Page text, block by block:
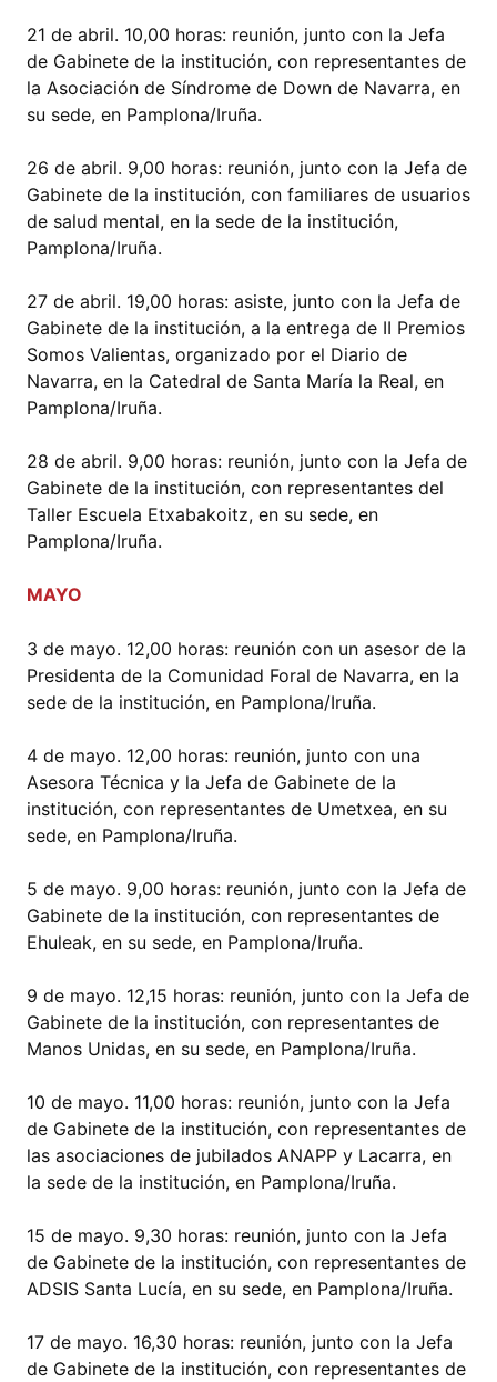
21 de abril. 10,00 horas: reunión, junto con la Jefa
de Gabinete de la institución, con representantes de
la Asociación de Síndrome de Down de Navarra, en
su sede, en Pamplona/Iruña.
26 de abril. 9,00 horas: reunión, junto con la Jefa de
Gabinete de la institución, con familiares de usuarios
de salud mental, en la sede de la institución,
Pamplona/Iruña.
27 de abril. 19,00 horas: asiste, junto con la Jefa de
Gabinete de la institución, a la entrega de II Premios
Somos Valientas, organizado por el Diario de
Navarra, en la Catedral de Santa María la Real, en
Pamplona/Iruña.
28 de abril. 9,00 horas: reunión, junto con la Jefa de
Gabinete de la institución, con representantes del
Taller Escuela Etxabakoitz, en su sede, en
Pamplona/Iruña.
MAYO
3 de mayo. 12,00 horas: reunión con un asesor de la
Presidenta de la Comunidad Foral de Navarra, en la
sede de la institución, en Pamplona/Iruña.
4 de mayo. 12,00 horas: reunión, junto con una
Asesora Técnica y la Jefa de Gabinete de la
institución, con representantes de Umetxea, en su
sede, en Pamplona/Iruña.
5 de mayo. 9,00 horas: reunión, junto con la Jefa de
Gabinete de la institución, con representantes de
Ehuleak, en su sede, en Pamplona/Iruña.
9 de mayo. 12,15 horas: reunión, junto con la Jefa de
Gabinete de la institución, con representantes de
Manos Unidas, en su sede, en Pamplona/Iruña.
10 de mayo. 11,00 horas: reunión, junto con la Jefa
de Gabinete de la institución, con representantes de
las asociaciones de jubilados ANAPP y Lacarra, en
la sede de la institución, en Pamplona/Iruña.
15 de mayo. 9,30 horas: reunión, junto con la Jefa
de Gabinete de la institución, con representantes de
ADSIS Santa Lucía, en su sede, en Pamplona/Iruña.
17 de mayo. 16,30 horas: reunión, junto con la Jefa
de Gabinete de la institución, con representantes de